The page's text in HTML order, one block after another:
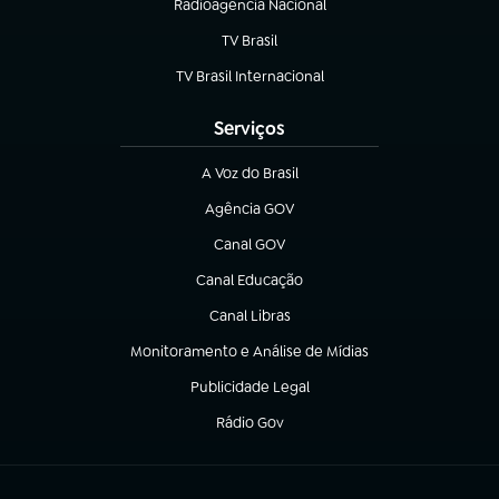
Radioagência Nacional
(abre em nova aba)
TV Brasil
(abre em nova aba)
TV Brasil Internacional
(abre em nova aba)
Serviços
A Voz do Brasil
(abre em nova aba)
Agência GOV
(abre em nova aba)
Canal GOV
(abre em nova aba)
Canal Educação
(abre em nova aba)
Canal Libras
(abre em nova aba)
Monitoramento e Análise de Mídias
(abre em nova aba)
Publicidade Legal
(abre em nova aba)
Rádio Gov
(abre em nova aba)